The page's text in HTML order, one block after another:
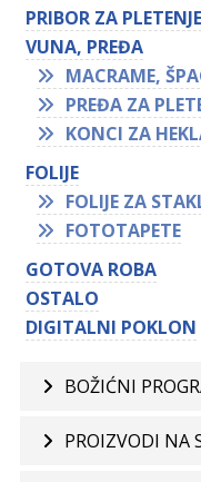
PRIBOR ZA PLETENJE
VUNA, PREĐA
MACRAME,
PREĐA ZA
KONCI ZA
FOLIJE
FOLIJE ZA
FOTOTAPETE
GOTOVA ROBA
OSTALO
DIGITALNI POKLON
BOŽIĆNI
PROIZVODI NA